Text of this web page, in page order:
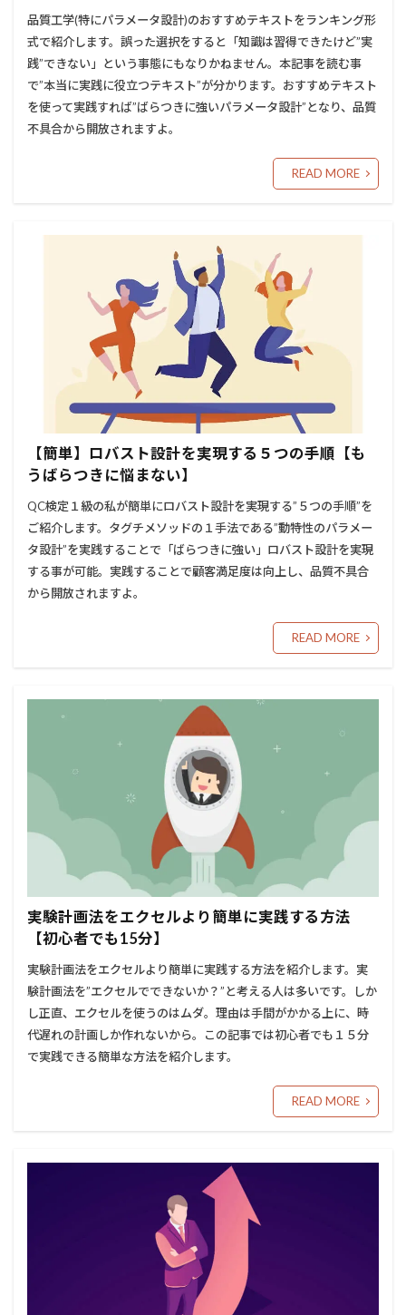
品質工学(特にパラメータ設計)のおすすめテキストをランキング形
式で紹介します。誤った選択をすると「知識は習得できたけど”実
践”できない」という事態にもなりかねません。本記事を読む事
で”本当に実践に役立つテキスト”が分かります。おすすめテキスト
を使って実践すれば”ばらつきに強いパラメータ設計”となり、品質
不具合から開放されますよ。
READ MORE
【簡単】ロバスト設計を実現する５つの手順【も
うばらつきに悩まない】
QC検定１級の私が簡単にロバスト設計を実現する”５つの手順”を
ご紹介します。タグチメソッドの１手法である”動特性のパラメー
タ設計”を実践することで「ばらつきに強い」ロバスト設計を実現
する事が可能。実践することで顧客満足度は向上し、品質不具合
から開放されますよ。
READ MORE
実験計画法をエクセルより簡単に実践する方法
【初心者でも15分】
実験計画法をエクセルより簡単に実践する方法を紹介します。実
験計画法を”エクセルでできないか？”と考える人は多いです。しか
し正直、エクセルを使うのはムダ。理由は手間がかかる上に、時
代遅れの計画しか作れないから。この記事では初心者でも１５分
で実践できる簡単な方法を紹介します。
READ MORE